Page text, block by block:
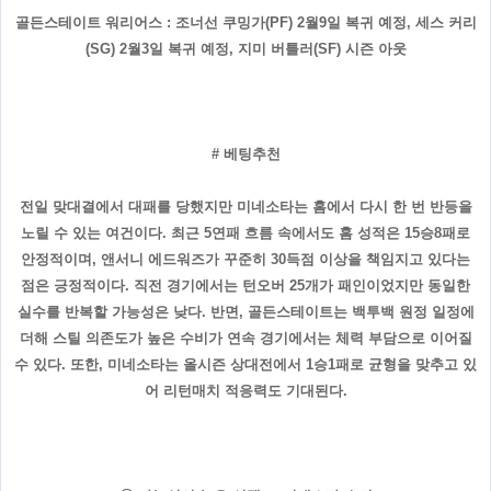
골든스테이트 워리어스 : 조너선 쿠밍가(PF) 2월9일 복귀 예정, 세스 커리
(SG) 2월3일 복귀 예정, 지미 버틀러(SF) 시즌 아웃
# 베팅추천
전일 맞대결에서 대패를 당했지만 미네소타는 홈에서 다시 한 번 반등을
노릴 수 있는 여건이다. 최근 5연패 흐름 속에서도 홈 성적은 15승8패로
안정적이며, 앤서니 에드워즈가 꾸준히 30득점 이상을 책임지고 있다는
점은 긍정적이다. 직전 경기에서는 턴오버 25개가 패인이었지만 동일한
실수를 반복할 가능성은 낮다. 반면, 골든스테이트는 백투백 원정 일정에
더해 스틸 의존도가 높은 수비가 연속 경기에서는 체력 부담으로 이어질
수 있다. 또한, 미네소타는 올시즌 상대전에서 1승1패로 균형을 맞추고 있
어 리턴매치 적응력도 기대된다.